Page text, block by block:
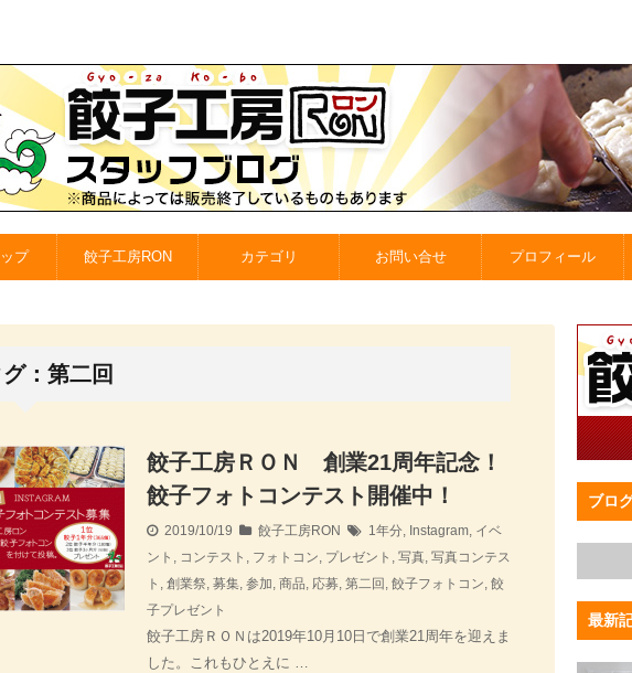
プ 餃子工房RON カテゴリ お問い合せ プロフィール
グ：第二回
餃子工房ＲＯＮ 創業21周年記念！
餃子フォトコンテスト開催中！
2019/10/19 餃子工房RON 1年分, Instagram, イベ
ント , コンテスト , フォトコン, プレゼント , 写真, 写真コンテス
ト , 創業祭, 募集, 参加, 商品, 応募, 第二回 , 餃子フォトコン, 餃
子プレゼント
餃子工房ＲＯＮは2019年10月10日で創業21周年を迎えま
した。これもひとえに …
ブロ
最新